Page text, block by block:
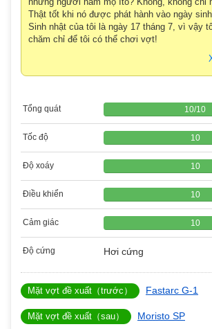
Thật tốt khi nó được phát hành vào ngày
Sinh nhật của tôi là ngày 17 tháng 7, vì vậy
chăm chỉ để tôi có thể chơi vợt!
Tổng quát 10/10
Tốc độ 10
Độ xoáy 10
Điều khiển 10
Cảm giác 10
Độ cứng Hơi cứng
Mặt vợt đề xuất（trước） Fastarc G-1
Mặt vợt đề xuất（sau） Moristo SP